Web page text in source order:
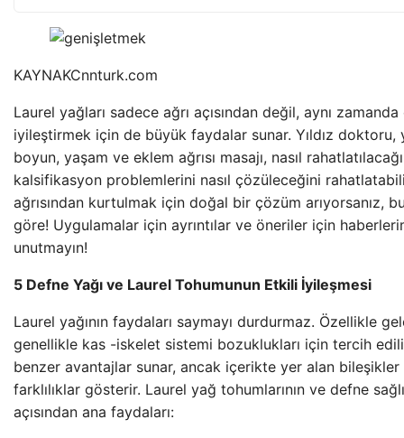
KAYNAKCnnturk.com
Laurel yağları sadece ağrı açısından değil, aynı zamanda
iyileştirmek için de büyük faydalar sunar. Yıldız doktoru,
boyun, yaşam ve eklem ağrısı masajı, nasıl
kalsifikasyon problemlerini nasıl çözüleceğini
ağrısından kurtulmak için doğal bir çözüm arıyorsanız,
göre! Uygulamalar için ayrıntılar ve öneriler için
unutmayın!
5 Defne Yağı ve Laurel Tohumunun Etkili İyileşmesi
Laurel yağının faydaları saymayı durdurmaz. Özellikle
genellikle kas -iskelet sistemi bozuklukları için tercih
benzer avantajlar sunar, ancak içerikte yer alan bileşikler
farklılıklar gösterir. Laurel yağ tohumlarının ve defne
açısından ana faydaları: